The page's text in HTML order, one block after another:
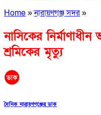
Home»নারায়ণগঞ্জ সদর»
নাসিকের
শ্রমিকের মৃত্যু
দৈনিক নারায়ণগঞ্জের ডাক